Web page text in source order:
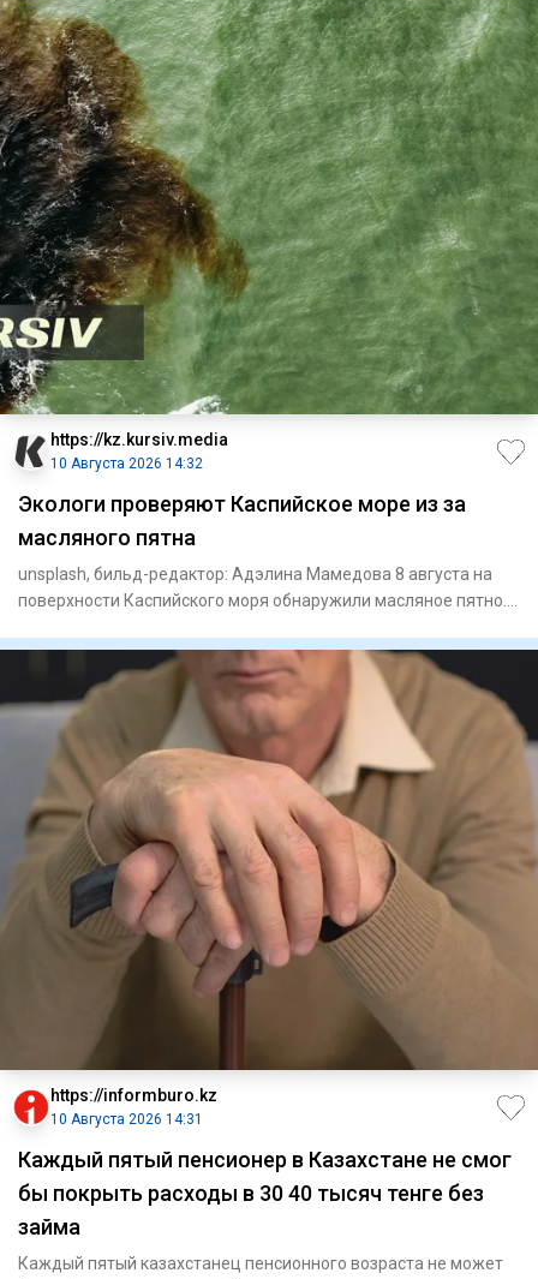
https://kz.kursiv.media
10 Августа 2026 14:32
Экологи проверяют Каспийское море из за
масляного пятна
unsplash, бильд-редактор: Адэлина Мамедова 8 августа на
поверхности Каспийского моря обнаружили масляное пятно.
https://informburo.kz
10 Августа 2026 14:31
Каждый пятый пенсионер в Казахстане не смог
бы покрыть расходы в 30 40 тысяч тенге без
займа
Каждый пятый казахстанец пенсионного возраста не может